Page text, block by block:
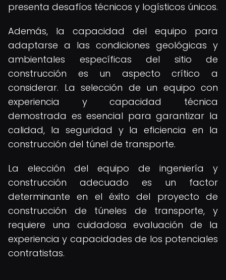
presenta desafíos técnicos y logísticos únicos.
Además, la capacidad del equipo para
adaptarse a las condiciones geológicas y
ambientales específicas del sitio de
construcción es un aspecto crítico a
considerar. La selección de un equipo con
experiencia y capacidad técnica
demostrada es esencial para garantizar la
calidad, la seguridad y la eficiencia en la
construcción del túnel de transporte.
La elección del equipo de ingeniería y
construcción adecuado es un factor
determinante en el éxito del proyecto de
construcción de túneles de transporte, y
requiere una cuidadosa evaluación de la
experiencia y capacidades de los potenciales
contratistas.